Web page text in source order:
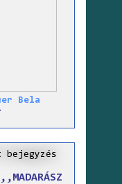
Bela
bejegyzés